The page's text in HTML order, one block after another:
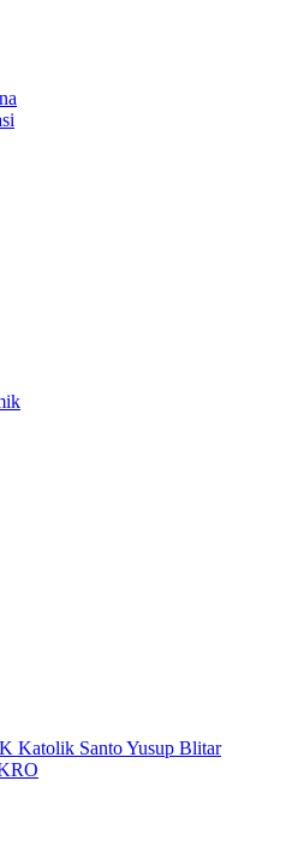
Katolik Santo Yusup Blitar